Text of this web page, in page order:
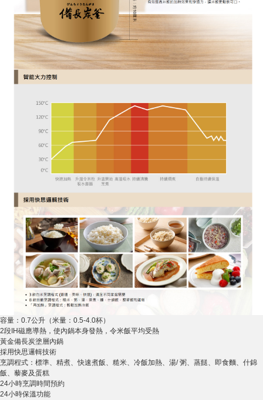
容量：0.7公升（米量：0.5-4.0杯）
2段IH磁應導熱，使內鍋本身發熱，令米飯平均受熱
黃金備長炭塗層內鍋
採用快思邏輯技術
烹調程式：標準、精煮、快速煮飯、糙米、冷飯加熱、湯/ 粥、蒸餸、即食麵、什錦
飯、藜麥及蛋糕
24小時烹調時間預約
24小時保溫功能